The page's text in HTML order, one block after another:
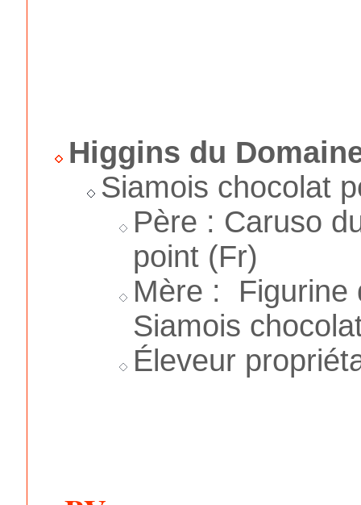
Higgins du
Siamois chocolat
Père : Caruso
point (Fr)
Mère : Figurine
Siamois
Éleveur